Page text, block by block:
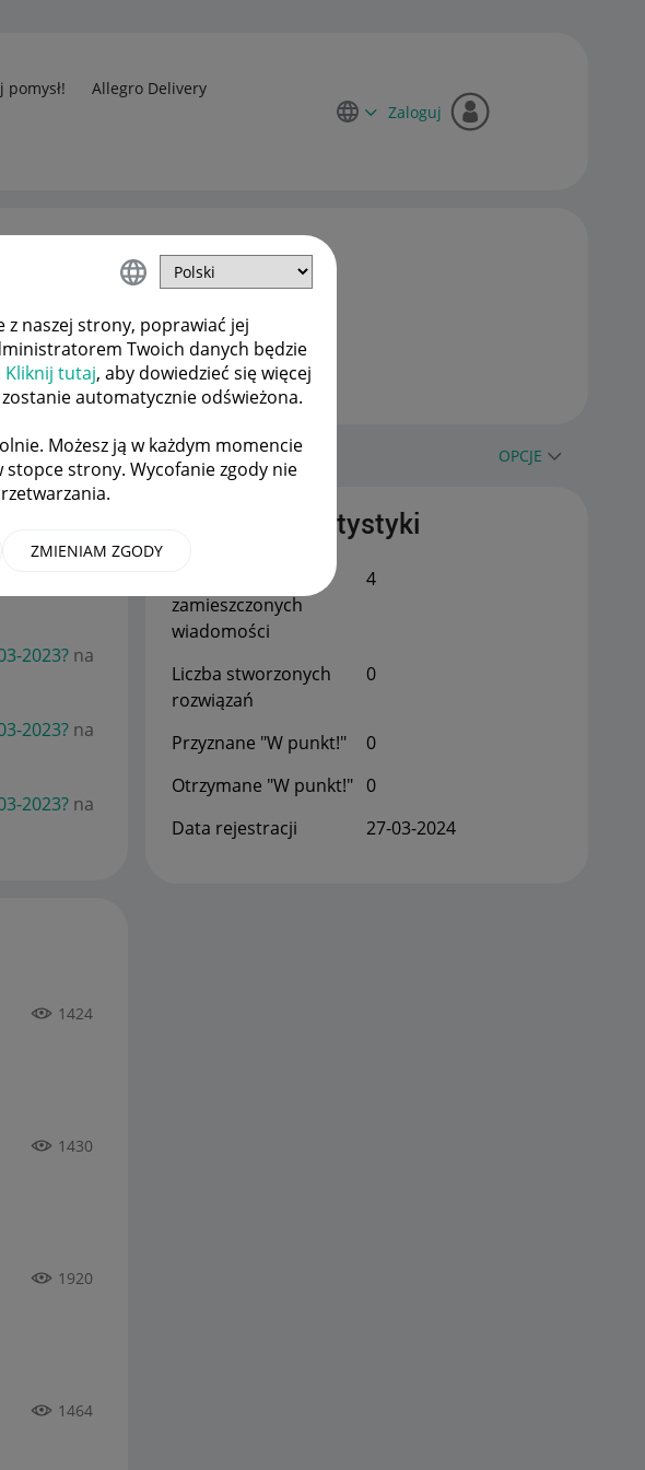
z naszej strony, poprawiać jej
Twoich danych będzie
Kliknij tutaj, aby dowiedzieć się więcej
automatycznie odświeżona.
Możesz ją w każdym momencie
stopce strony. Wycofanie zgody nie
ZMIENIAM ZGODY
pomysł! Allegro Delivery
Zaloguj
OPCJE
2023?
2023? na
2023? na
2023? na
1424
1430
1920
1464
Publiczne statystyki
zamieszczonych
wiadomości
4
Liczba stworzonych
rozwiązań
0
Przyznane "W punkt!"
0
Otrzymane "W punkt!" 0
Data rejestracji
‎27-03-2024